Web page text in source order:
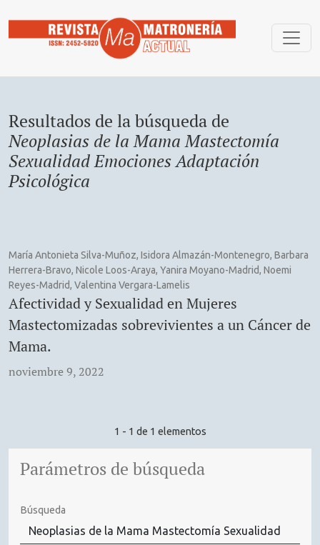
Resultados de la búsqueda de
Neoplasias de la Mama Mastectomía
Sexualidad Emociones Adaptación
Psicológica
María Antonieta Silva-Muñoz, Isidora Almazán-Montenegro, Barbara
Herrera-Bravo, Nicole Loos-Araya, Yanira Moyano-Madrid, Noemi
Reyes-Madrid, Valentina Vergara-Lamelis
Afectividad y Sexualidad en Mujeres
Mastectomizadas sobrevivientes a un Cáncer de
Mama.
noviembre 9, 2022
1 - 1 de 1 elementos
Parámetros de búsqueda
Búsqueda